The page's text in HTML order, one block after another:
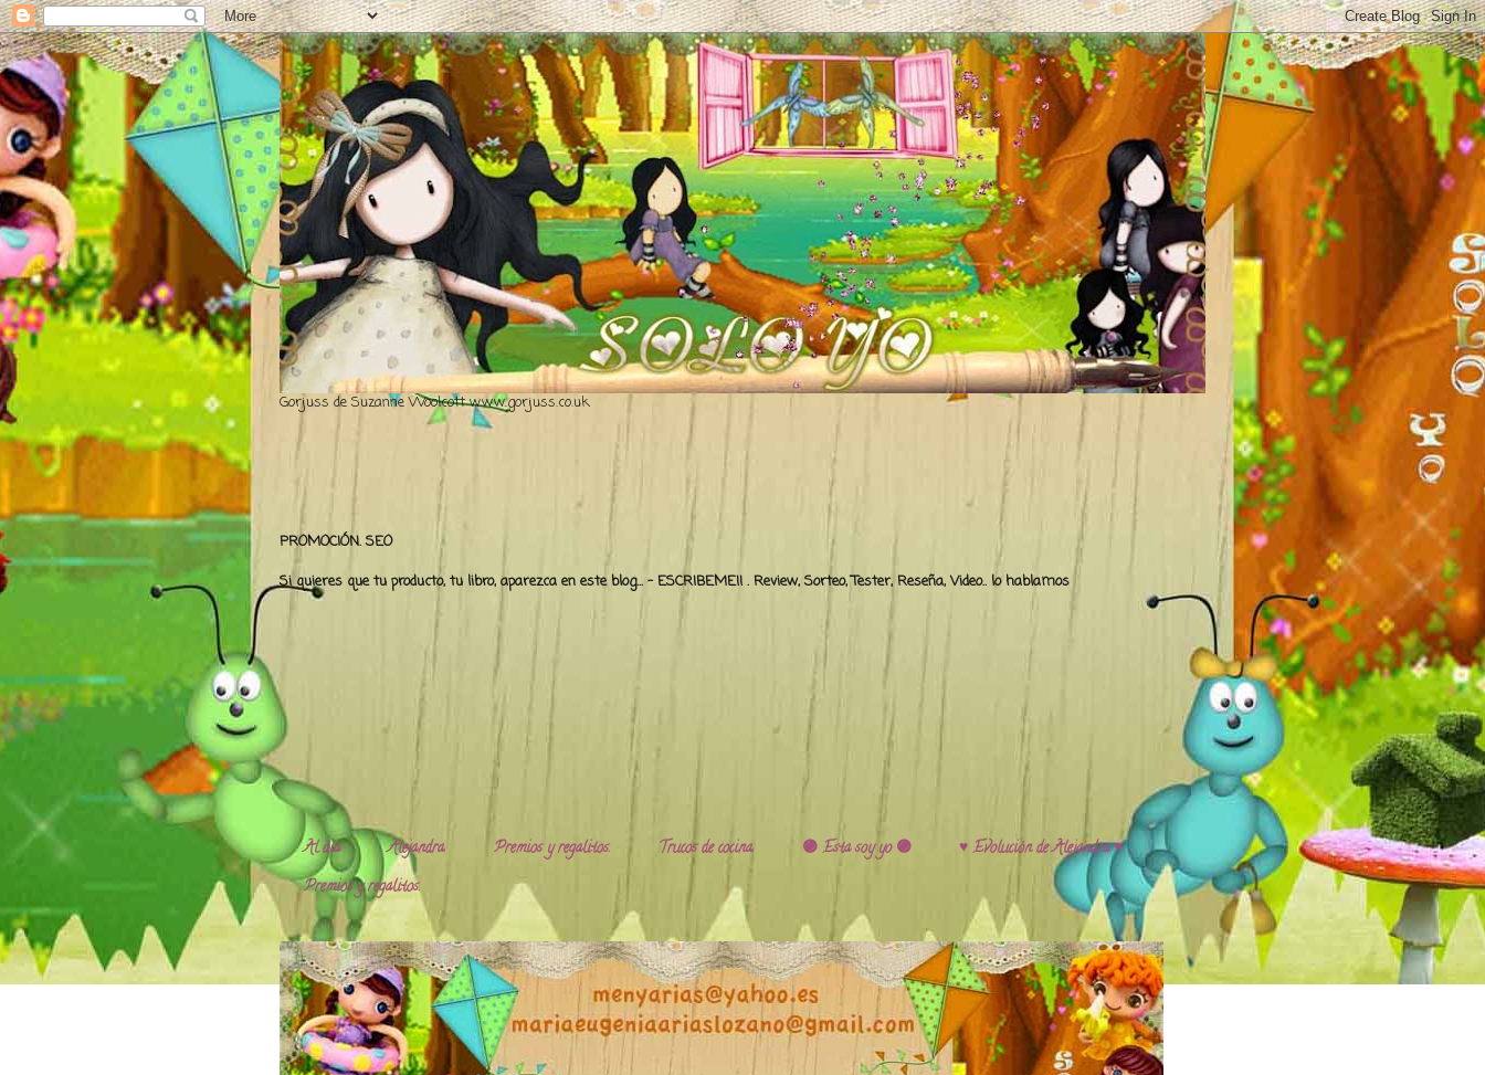
Gorjuss de Suzanne Woolcott www.gorjuss.co.uk
PROMOCIÓN. SEO
Si quieres que tu producto, tu libro, aparezca en este blog... - ESCRIBEME!! . Review, Sorteo, Tester, Reseña, Video.. lo hablamos
Al día Alejandra. Premios y regalitos. Trucos de cocina. 🟣 Esta soy yo 🟣
♥️ Evolución de Alejandra ♥️
Premios y regalitos.